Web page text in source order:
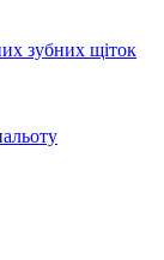
зубних щіток